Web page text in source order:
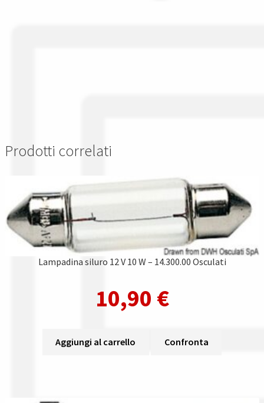
Prodotti correlati
Lampadina siluro 12 V 10 W – 14.300.00 Osculati
10,90 €
Aggiungi al carrello Confronta